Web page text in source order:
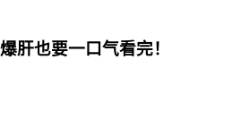
肝也要一口气看完！